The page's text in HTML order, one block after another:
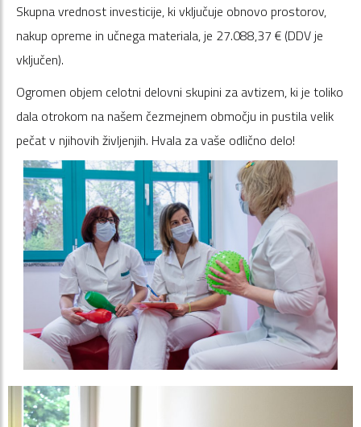
Skupna vrednost investicije, ki vključuje obnovo prostorov,
nakup opreme in učnega materiala, je 27.088,37 € (DDV je
vključen).
Ogromen objem celotni delovni skupini za avtizem, ki je toliko
dala otrokom na našem čezmejnem območju in pustila velik
pečat v njihovih življenjih. Hvala za vaše odlično delo!